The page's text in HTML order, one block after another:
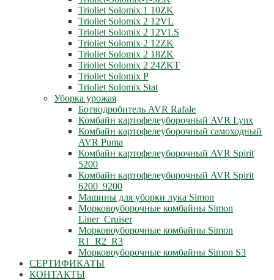
Trioliet Solomix 1 10ZK
Trioliet Solomix 2 12VL
Trioliet Solomix 2 12VLS
Trioliet Solomix 2 12ZK
Trioliet Solomix 2 18ZK
Trioliet Solomix 2 24ZKT
Trioliet Solomix P
Trioliet Solomix Stat
Уборка урожая
Ботводробитель AVR Rafale
Комбайн картофелеуборочный AVR Lynx
Комбайн картофелеуборочный самоходный
AVR Puma
Комбайн картофелеуборочный AVR Spirit
5200
Комбайн картофелеуборочный AVR Spirit
6200_9200
Машины для уборки лука Simon
Морковоуборочные комбайны Simon
Liner_Cruiser
Морковоуборочные комбайны Simon
R1_R2_R3
Морковоуборочные комбайны Simon S3
СЕРТИФИКАТЫ
КОНТАКТЫ